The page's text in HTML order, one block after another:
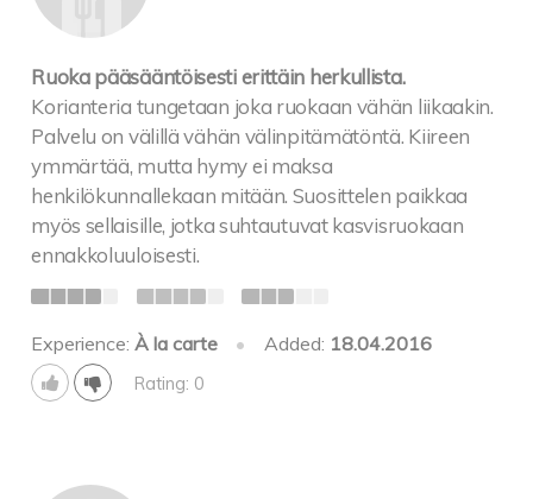
Ruoka pääsääntöisesti erittäin herkullista.
Korianteria tungetaan joka ruokaan vähän liikaakin.
Palvelu on välillä vähän välinpitämätöntä. Kiireen
ymmärtää, mutta hymy ei maksa
henkilökunnallekaan mitään. Suosittelen paikkaa
myös sellaisille, jotka suhtautuvat kasvisruokaan
ennakkoluuloisesti.
Experience:À la carte • Added: 18.04.2016
Rating: 0